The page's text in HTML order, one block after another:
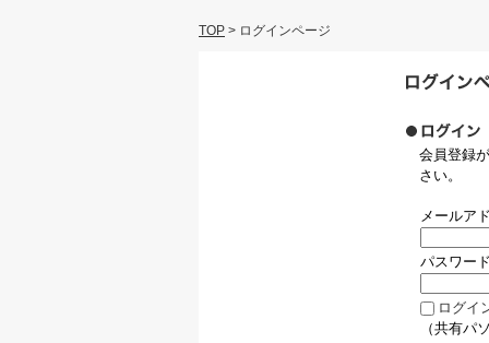
TOP > ログインページ
会員登録
さい。
メールア
パスワー
ログイ
（共有パ